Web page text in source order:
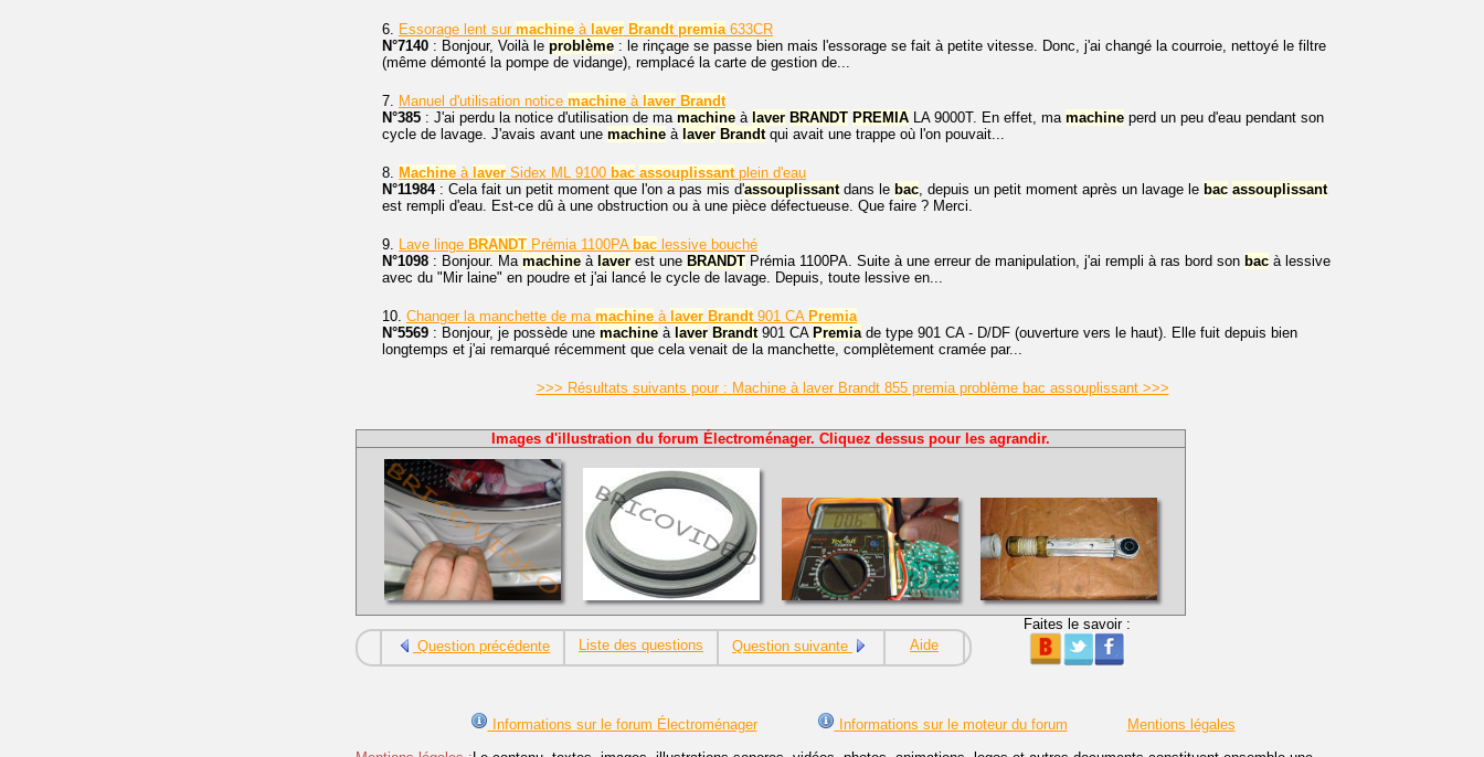
6. Essorage lent sur machine à laver Brandt premia633CR
N°7140 : Bonjour, Voilà le problème : le rinçage se passe bien mais l'essorage se fait à petite vitesse. Donc, j'ai changé la courroie, nettoyé le filtre
(même démonté la pompe de vidange), remplacé la carte de gestion de...
7. Manuel d'utilisation notice machine à laver Brandt
N°385 : J'ai perdu la notice d'utilisation de ma machine à laver BRANDT PREMIA LA 9000T. En effet, ma machine perd un peu d'eau pendant son
cycle de lavage. J'avais avant une machine à laver Brandtqui avait une trappe où l'on pouvait...
8. Machine à laver Sidex ML 9100 bac assouplissantplein d'eau
N°11984: Cela fait un petit moment que l'on a pas mis d'assouplissantdans le bac, depuis un petit moment après un lavage le bac assouplissant
est rempli d'eau. Est-ce dû à une obstruction ou à une pièce défectueuse. Que faire ? Merci.
9. Lave linge BRANDT Prémia 1100PA bac lessive bouché
N°1098 : Bonjour. Ma machine à laver est une BRANDT Prémia 1100PA. Suite à une erreur de manipulation, j'ai rempli à ras bord son bac à lessive
avec du "Mir laine" en poudre et j'ai lancé le cycle de lavage. Depuis, toute lessive en...
10. Changer la manchette de ma machine à laver Brandt901 CA Premia
N°5569 : Bonjour, je possède une machine à laver Brandt901 CA Premiade type 901 CA - D/DF (ouverture vers le haut). Elle fuit depuis bien
longtemps et j'ai remarqué récemment que cela venait de la manchette, complètement cramée par...
>>> Résultats suivants pour : Machine à laver Brandt 855 premia problème bac assouplissant >>>
Images d'illustration du forum Électroménager. Cliquez dessus pour les agrandir.
Question précédente Liste des questions Question suivante Aide
Faites le savoir :
Informations sur le forum Électroménager Informations sur le moteur du forum
Mentions légales